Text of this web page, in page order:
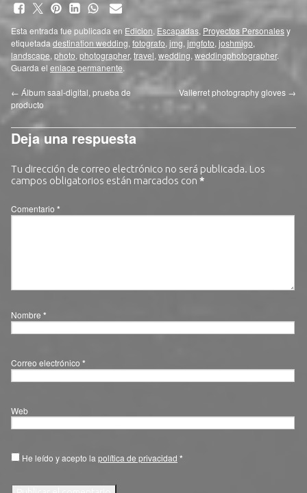
Esta entrada fue publicada en Edicion, Escapadas, Proyectos Personalesy
etiquetada destination wedding, fotografo, jmg, jmgfoto, joshmigo,
landscape, photo, photographer, travel, wedding, weddingphotographer.
Guarda el enlace permanente.
← Álbum saal-digital, prueba de
producto
Vallerret photography gloves →
Deja una respuesta
Tu dirección de correo electrónico no será publicada. Los
campos obligatorios están marcados con *
Comentario *
Nombre *
Correo electrónico *
Web
He leído y acepto la política de privacidad *